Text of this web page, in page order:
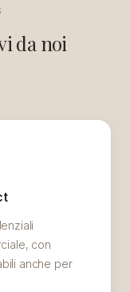
da noi
con
anche per